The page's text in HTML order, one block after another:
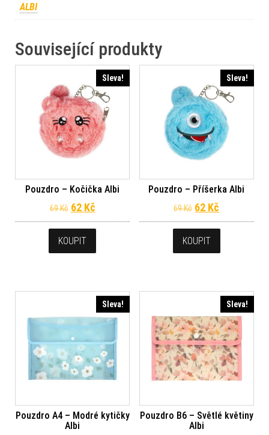
ALBI
Související produkty
Sleva!
Pouzdro – Kočička Albi
69Kč Původní cena byla: 69 Kč.
62 KčAktuální cena je: 62 Kč.
KOUPIT
Sleva!
Pouzdro – Příšerka Albi
69Kč Původní cena
62 Kč
KOUPIT
Sleva!
Pouzdro A4 – Modré kytičky
Albi
Sleva!
Pouzdro B6 – Světlé květiny
Albi